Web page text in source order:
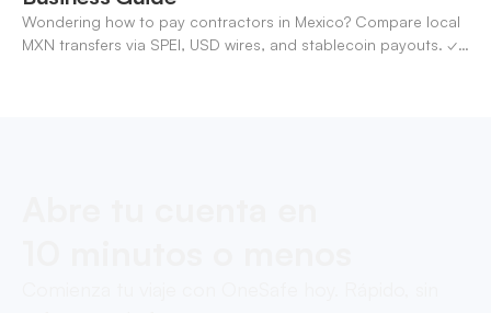
Wondering how to pay contractors in Mexico? Compare local
MXN transfers via SPEI, USD wires, and stablecoin payouts. ✓